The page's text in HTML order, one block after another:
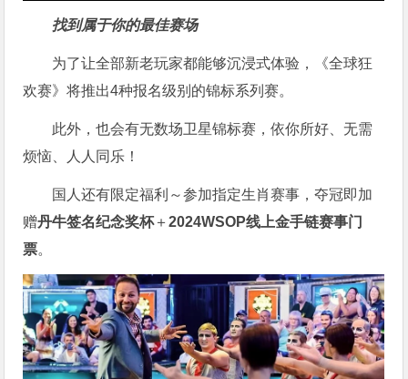
找到属于你的最佳赛场
为了让全部新老玩家都能够沉浸式体验，《全球狂
欢赛》将推出4种报名级别的锦标系列赛。
此外，也会有无数场卫星锦标赛，依你所好、无需
烦恼、人人同乐！
国人还有限定福利～参加指定生肖赛事，夺冠即加
赠丹牛签名纪念奖杯＋2024WSOP线上金手链赛事门
票。